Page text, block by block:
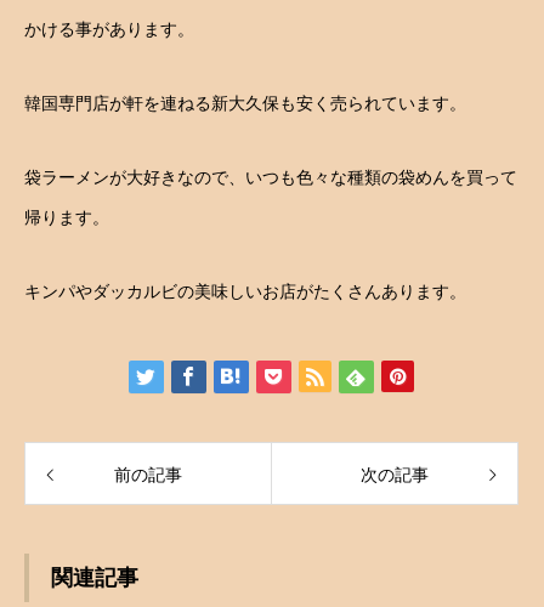
かける事があります。
韓国専門店が軒を連ねる新大久保も安く売られています。
袋ラーメンが大好きなので、いつも色々な種類の袋めんを買って
帰ります。
キンパやダッカルビの美味しいお店がたくさんあります。
前の記事 次の記事
関連記事